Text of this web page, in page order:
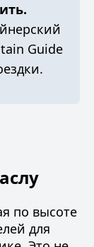
Guide
по высоте
для